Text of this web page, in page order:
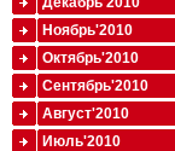
Ноябрь'2010
Октябрь'2010
Сентябрь'2010
Август'2010
Июль'2010